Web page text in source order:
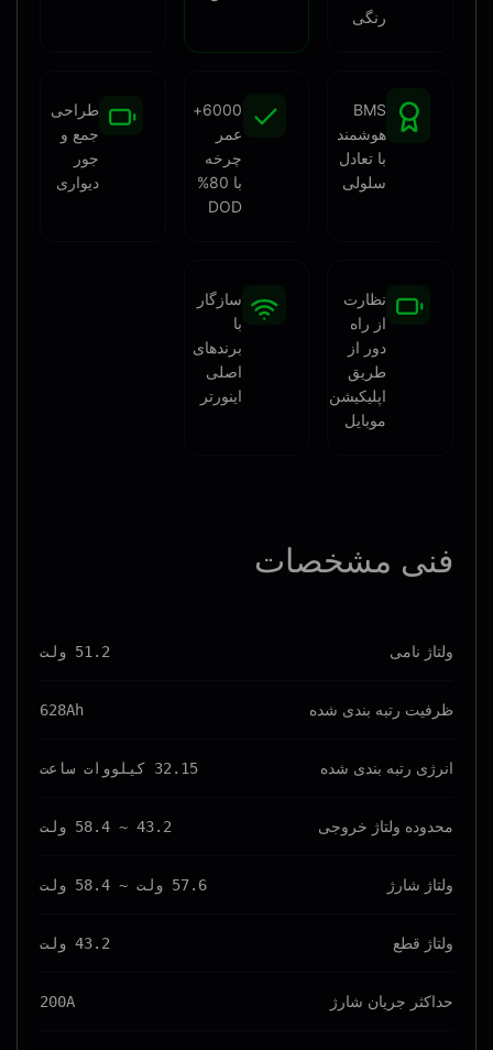
BMS
هوشمند
با تعادل
سلولی
6000+
چرخه
با 80%
طراحی
جمع و
دیواری
نظارت
از راه
دور از
طریق
اپلیکیشن
موبایل
سازگار
برندهای
اصلی
اینورتر
فنیمشخصات
ولتاژ نامی 51.2 ولت
ظرفیت رتبه بندی شده 628Ah
انرژی رتبه بندی شده 32.15 کیلووات ساعت
محدوده ولتاژ خروجی 43.2 ~ 58.4 ولت
ولتاژ شارژ 57.6 ولت ~ 58.4 ولت
ولتاژ قطع 43.2 ولت
حداکثر جریان شارژ 200A